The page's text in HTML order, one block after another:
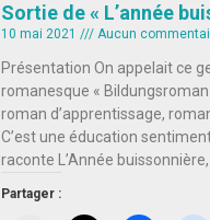
Sortie de « L’année
10 mai 2021 Aucun
Présentation On appelait ce
romanesque « Bildungsroman
roman d’apprentissage,
C’est une éducation
raconte L’Année
Partager :